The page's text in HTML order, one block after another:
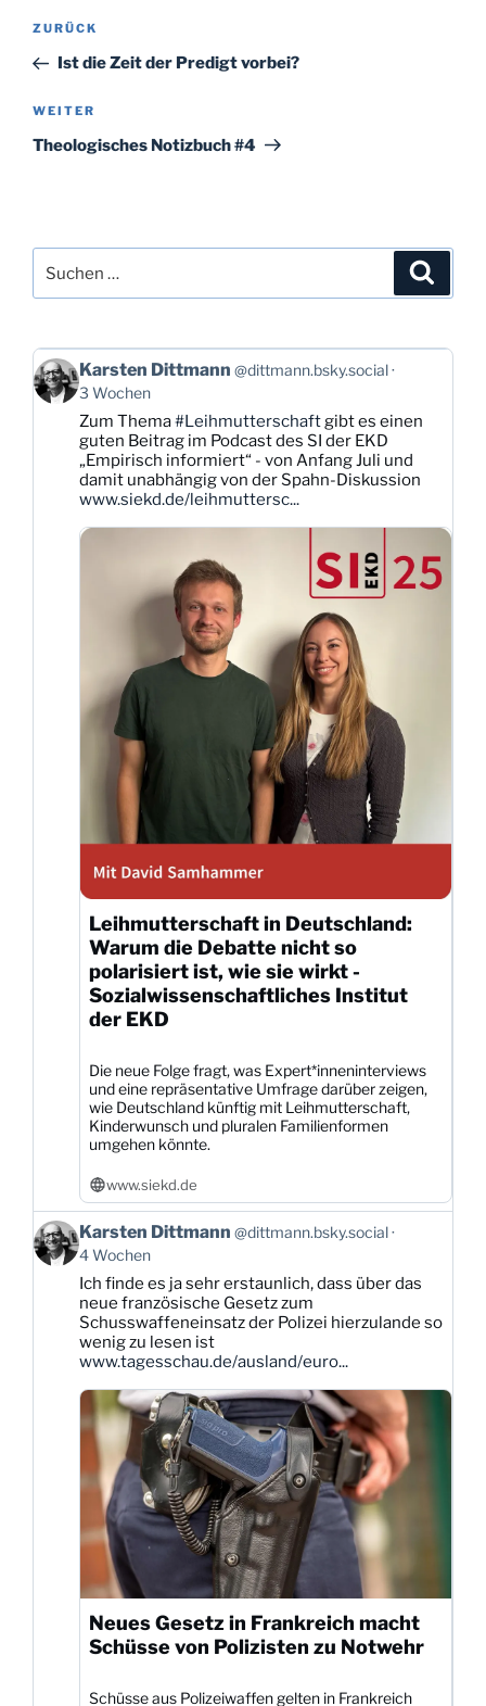
Beitragsnavigation
Vorheriger
Beitrag
ZURÜCK
Ist die Zeit der Predigt vorbei?
Nächster
Beitrag
WEITER
Theologisches Notizbuch #4
nach:
Beitrag
von
Karsten
Dittmann
Bluesky
ansehen
Karsten Dittmann @dittmann.bsky.social
3 Wochen
Zum Thema#Leihmutterschaftgibt es einen
guten Beitrag im Podcast des SI der EKD
„Empirisch informiert“ - von Anfang Juli und
damit unabhängig von der Spahn-Diskussion
www.siekd.de/leihmuttersc...
Leihmutterschaft in Deutschland:
Warum die Debatte nicht so
polarisiert ist, wie sie wirkt -
Sozialwissenschaftliches Institut
der EKD
Die neue Folge fragt, was Expert*inneninterviews
und eine repräsentative Umfrage darüber zeigen,
wie Deutschland künftig mit Leihmutterschaft,
Kinderwunsch und pluralen Familienformen
umgehen könnte.
www.siekd.de
Beitrag
von
Karsten
Dittmann
Bluesky
ansehen
Karsten Dittmann @dittmann.bsky.social
4 Wochen
Ich finde es ja sehr erstaunlich, dass über das
neue französische Gesetz zum
Schusswaffeneinsatz der Polizei hierzulande so
wenig zu lesen ist
www.tagesschau.de/ausland/euro...
Neues Gesetz in Frankreich macht
Schüsse von Polizisten zu Notwehr
Schüsse aus Polizeiwaffen gelten in Frankreich